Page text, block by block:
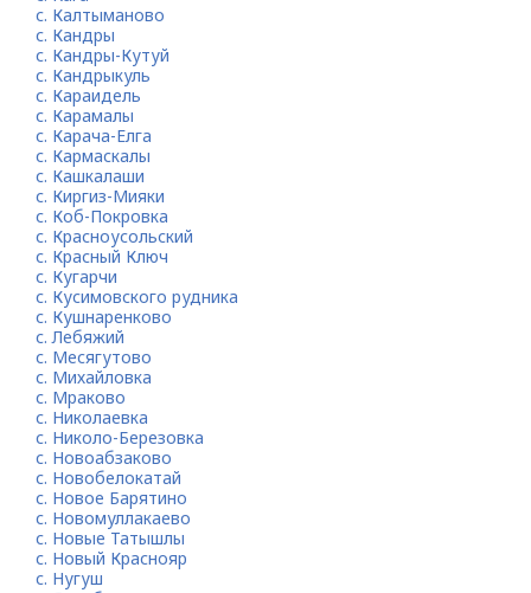
с. Калтыманово
с. Кандры
с. Кандры-Кутуй
с. Кандрыкуль
с. Караидель
с. Карамалы
с. Карача-Елга
с. Кармаскалы
с. Кашкалаши
с. Киргиз-Мияки
с. Коб-Покровка
с. Красноусольский
с. Красный Ключ
с. Кугарчи
с. Кусимовского рудника
с. Кушнаренково
с. Лебяжий
с. Месягутово
с. Михайловка
с. Мраково
с. Николаевка
с. Николо-Березовка
с. Новоабзаково
с. Новобелокатай
с. Новое Барятино
с. Новомуллакаево
с. Новые Татышлы
с. Новый Краснояр
с. Нугуш